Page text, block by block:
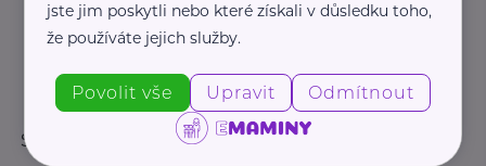
Sledujte nás:
jste jim poskytli nebo které získali v důsledku toho,
že používáte jejich služby.
Povolit vše Upravit Odmítnout